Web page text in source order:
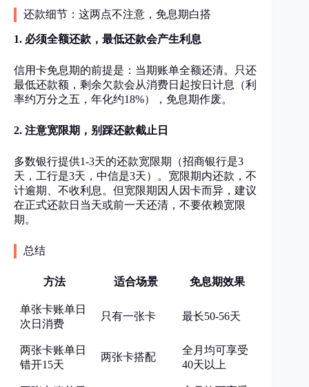
还款细节：这两点不注意，免息期白搭
1. 必须全额还款，最低还款会产生利息
信用卡免息期的前提是：当期账单全额还清。只还
最低还款额，剩余欠款会从消费日起按日计息（利
率约万分之五，年化约18%），免息期作废。
2. 注意宽限期，别踩还款截止日
多数银行提供1-3天的还款宽限期（招商银行是3
天，工行是3天，中信是3天）。宽限期内还款，不
计逾期、不收利息。但宽限期因人因卡而异，建议
在正式还款日当天或前一天还清，不要依赖宽限
期。
总结
方法 适合场景 免息期效果
单张卡账单日
次日消费
只有一张卡 最长50-56天
两张卡账单日
错开15天
两张卡搭配
全月均可享受
40天以上